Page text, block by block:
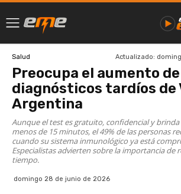
Salud Actualizado:
Preocupa el aumento
diagnósticos tardíos de
Argentina
Aunque el test es gratuito, confidencial y
menos de 15 minutos, el 49% de las personas
cuando su sistema inmunológico ya está
Especialistas advierten sobre la importancia de
tiempo.
domingo 28 de junio de 2026